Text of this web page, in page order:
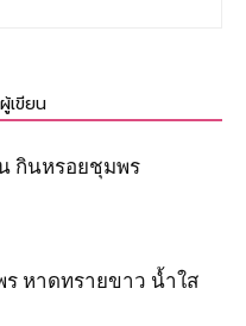
เขียน
กินหรอยชุมพร
ร หาดทรายขาว น้ำใส